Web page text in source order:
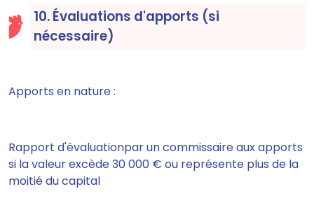
10. Évaluations d'apports (si
nécessaire)
Apports en nature :
Rapport d'évaluationpar un commissaire aux apports
si la valeur excède 30 000 € ou représente plus de la
moitié du capital